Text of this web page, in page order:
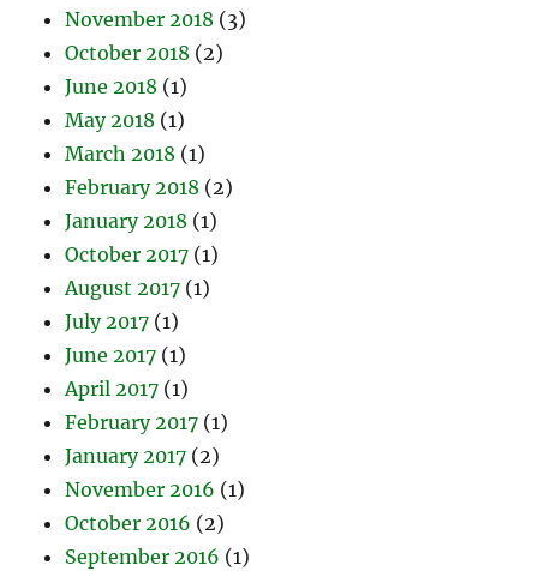
November 2018 (3)
October 2018 (2)
June 2018 (1)
May 2018 (1)
March 2018 (1)
February 2018 (2)
January 2018 (1)
October 2017 (1)
August 2017 (1)
July 2017 (1)
June 2017 (1)
April 2017 (1)
February 2017 (1)
January 2017 (2)
November 2016 (1)
October 2016 (2)
September 2016 (1)